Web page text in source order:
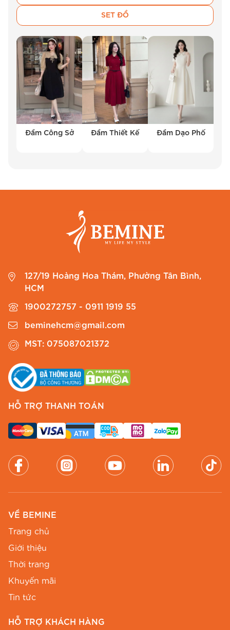
SET ĐỒ
Đầm Công Sở Đầm Thiết Kế Đầm Dạo Phố
127/19 Hoàng Hoa Thám, Phường Tân Bình,
HCM
1900272757 - 0911 1919 55
beminehcm@gmail.com
MST: 075087021372
HỖ TRỢ THANH TOÁN
VỀ BEMINE
Trang chủ
Giới thiệu
Thời trang
Khuyến mãi
Tin tức
HỖ TRỢ KHÁCH HÀNG